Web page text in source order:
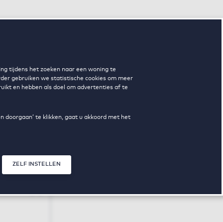
tijdens het zoeken naar een woning te
gebruiken we statistische cookies om meer
en hebben als doel om advertenties af te
doorgaan’ te klikken, gaat u akkoord met het
ZELF INSTELLEN